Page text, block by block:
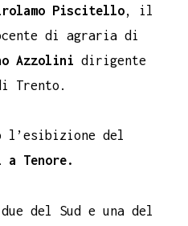
Piscitello, il
di agraria di
Azzolini dirigente
Trento.
l’esibizione del
a Tenore.
del Sud e una del